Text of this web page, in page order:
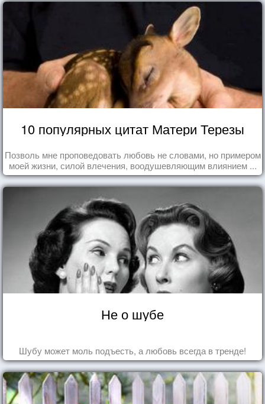
10 популярных цитат Матери Терезы
Позволь мне проповедовать любовь не словами, но примером
моей жизни, силой влечения, воодушевляющим влиянием ...
Не о шубе
Шубу может моль подъесть, а любовь всегда в тренде!